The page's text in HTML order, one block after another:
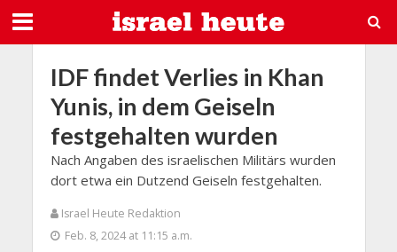
IDF findet Verlies in Khan
Yunis, in dem Geiseln
festgehalten wurden
Nach Angaben des israelischen Militärs wurden
dort etwa ein Dutzend Geiseln festgehalten.
Israel Heute Redaktion
Feb. 8, 2024 at 11:15 a.m.